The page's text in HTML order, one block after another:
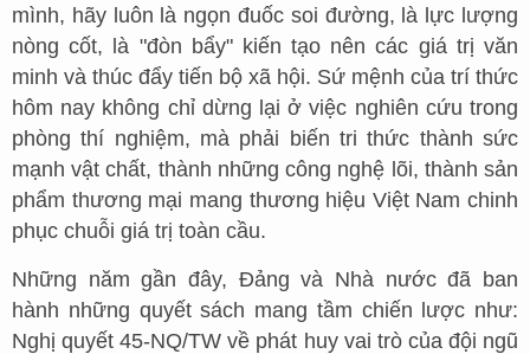
mình, hãy luôn là ngọn đuốc soi đường, là lực lượng
nòng cốt, là "đòn bẩy" kiến tạo nên các giá trị văn
minh và thúc đẩy tiến bộ xã hội. Sứ mệnh của trí thức
hôm nay không chỉ dừng lại ở việc nghiên cứu trong
phòng thí nghiệm, mà phải biến tri thức thành sức
mạnh vật chất, thành những công nghệ lõi, thành sản
phẩm thương mại mang thương hiệu Việt Nam chinh
phục chuỗi giá trị toàn cầu.
Những năm gần đây, Đảng và Nhà nước đã ban
hành những quyết sách mang tầm chiến lược như:
Nghị quyết 45-NQ/TW về phát huy vai trò của đội ngũ